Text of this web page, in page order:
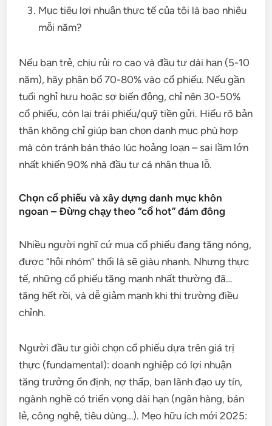
Mục tiêu lợi nhuận thực tế của tôi là bao nhiêu
mỗi năm?
Nếu bạn trẻ, chịu rủi ro cao và đầu tư dài hạn (5-10
năm), hãy phân bổ 70-80% vào cổ phiếu. Nếu gần
tuổi nghỉ hưu hoặc sợ biến động, chỉ nên 30-50%
cổ phiếu, còn lại trái phiếu/quỹ tiền gửi. Hiểu rõ bản
thân không chỉ giúp bạn chọn danh mục phù hợp
mà còn tránh bán tháo lúc hoảng loạn – sai lầm lớn
nhất khiến 90% nhà đầu tư cá nhân thua lỗ.
Chọn cổ phiếu và xây dựng danh mục khôn
ngoan – Đừng chạy theo “cổ hot” đám đông
Nhiều người nghĩ cứ mua cổ phiếu đang tăng nóng,
được “hội nhóm” thổi là sẽ giàu nhanh. Nhưng thực
tế, những cổ phiếu tăng mạnh nhất thường đã…
tăng hết rồi, và dễ giảm mạnh khi thị trường điều
chỉnh.
Người đầu tư giỏi chọn cổ phiếu dựa trên giá trị
thực (fundamental): doanh nghiệp có lợi nhuận
tăng trưởng ổn định, nợ thấp, ban lãnh đạo uy tín,
ngành nghề có triển vọng dài hạn (ngân hàng, bán
lẻ, công nghệ, tiêu dùng…). Mẹo hữu ích mới 2025: